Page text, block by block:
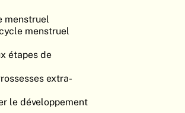
menstruel
menstruel
étapes de
extra-
le développement